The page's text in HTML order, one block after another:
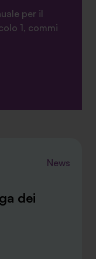
mediazione creditizia iscritta
per il
1, commi
News
dei